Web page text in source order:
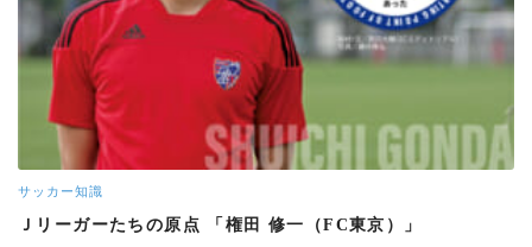
サッカー知識
Ｊリーガーたちの原点 「権田 修一（FC東京）」